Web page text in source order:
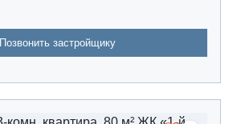
Позвонить застройщику